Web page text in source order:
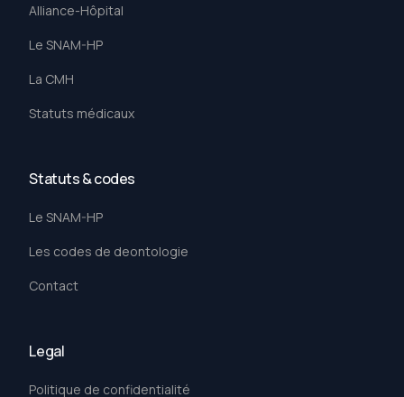
Alliance-Hôpital
Le SNAM-HP
La CMH
Statuts médicaux
Statuts & codes
Le SNAM-HP
Les codes de deontologie
Contact
Legal
Politique de confidentialité